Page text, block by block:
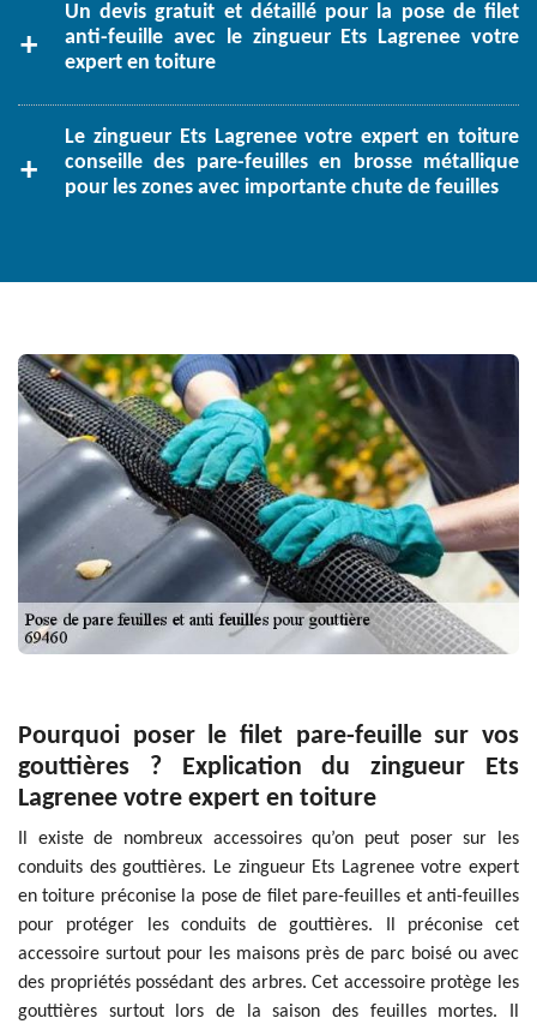
Un devis gratuit et détaillé pour la pose de filet
anti-feuille avec le zingueur Ets Lagrenee votre
expert en toiture
Le zingueur Ets Lagrenee votre expert en toiture
conseille des pare-feuilles en brosse métallique
pour les zones avec importante chute de feuilles
Pourquoi poser le filet pare-feuille sur vos
gouttières ? Explication du zingueur Ets
Lagrenee votre expert en toiture
Il existe de nombreux accessoires qu’on peut poser sur les
conduits des gouttières. Le zingueur Ets Lagrenee votre expert
en toiture préconise la pose de filet pare-feuilles et anti-feuilles
pour protéger les conduits de gouttières. Il préconise cet
accessoire surtout pour les maisons près de parc boisé ou avec
des propriétés possédant des arbres. Cet accessoire protège les
gouttières surtout lors de la saison des feuilles mortes. Il